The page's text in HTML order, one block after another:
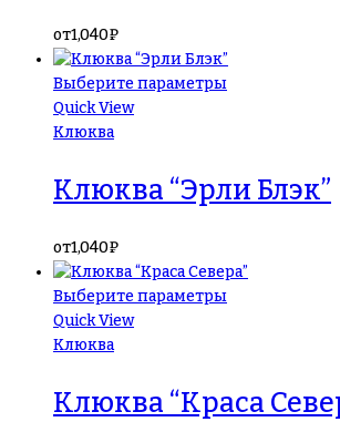
от1,040₽
Выберите параметры
Quick View
Клюква
Клюква “Эрли Блэк”
от1,040₽
Выберите параметры
Quick View
Клюква
Клюква “Краса